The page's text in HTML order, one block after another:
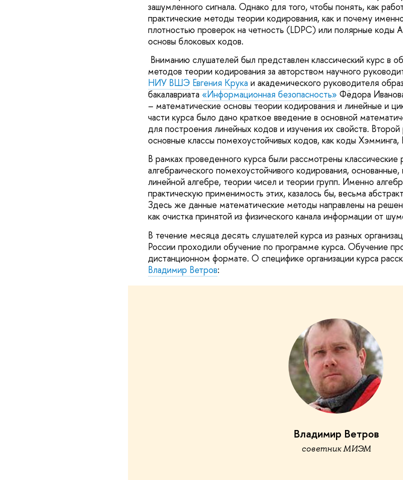
зашумленного сигнала. Однако для того, чтобы понять, как
практические методы теории кодирования, как и почему
плотностью проверок на четность (LDPC) или полярные коды
основы блоковых кодов.
Вниманию слушателей был представлен классический курс в
методов теории кодирования за авторством научного
НИУ ВШЭ Евгения Крука и академического руководителя
бакалавриата «Информационная безопасность» Фёдора
– математические основы теории кодирования и линейные и
части курса было дано краткое введение в основной
для построения линейных кодов и изучения их свойств. Второй
основные классы помехоустойчивых кодов, как коды
В рамках проведенного курса были рассмотрены классические
алгебраического помехоустойчивого кодирования,
линейной алгебре, теории чисел и теории групп. Именно
практическую применимость этих, казалось бы, весьма
Здесь же данные математические методы направлены на
как очистка принятой из физического канала информации от
В течение месяца десять слушателей курса из разных
России проходили обучение по программе курса. Обучение
дистанционном формате. О специфике организации курса
Владимир Ветров:
Владимир Ветров
советник МИЭМ